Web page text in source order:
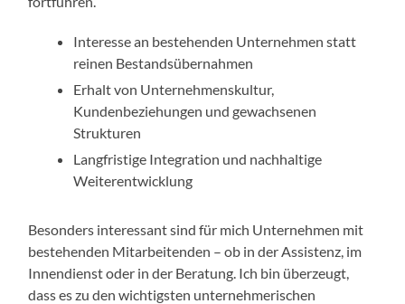
Interesse an bestehenden Unternehmen statt
reinen Bestandsübernahmen
Erhalt von Unternehmenskultur,
Kundenbeziehungen und gewachsenen
Strukturen
Langfristige Integration und nachhaltige
Weiterentwicklung
Besonders interessant sind für mich Unternehmen mit
bestehenden Mitarbeitenden – ob in der Assistenz, im
Innendienst oder in der Beratung. Ich bin überzeugt,
dass es zu den wichtigsten unternehmerischen